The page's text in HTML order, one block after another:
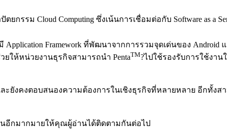
รรม Cloud Computing ซึ่งเน้นการเชื่อมต่อกับ Software as a
Framework ที่พัฒนาจากการรวมจุดเด่นของ Android
ให้หน่วยงานธุรกิจสามารถนำ PentaTM?ไปใช้รองรับการใช้งา
ยังคงตอบสนองความต้องการในเชิงธุรกิจที่หลายหลาย อีกทั้งส
นอีกมากมายให้คุณผู้อ่านได้ติดตามกันต่อไป